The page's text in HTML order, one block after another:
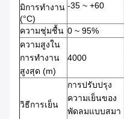
มิการทํางาน
(°C)
-35 ~ +60
ความชุ่มชื้น 0 ~ 95%
ความสูงใน
การทํางาน
สูงสุด (m)
4000
วิธีการเย็น
การปรับปรุง
ความเย็นของ
พัดลมแบบสมา